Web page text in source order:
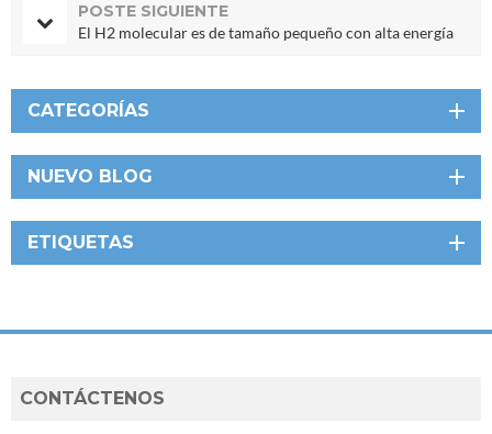
POSTE SIGUIENTE
El H2 molecular es de tamaño pequeño con alta energía
CATEGORÍAS
NUEVO BLOG
ETIQUETAS
CONTÁCTENOS